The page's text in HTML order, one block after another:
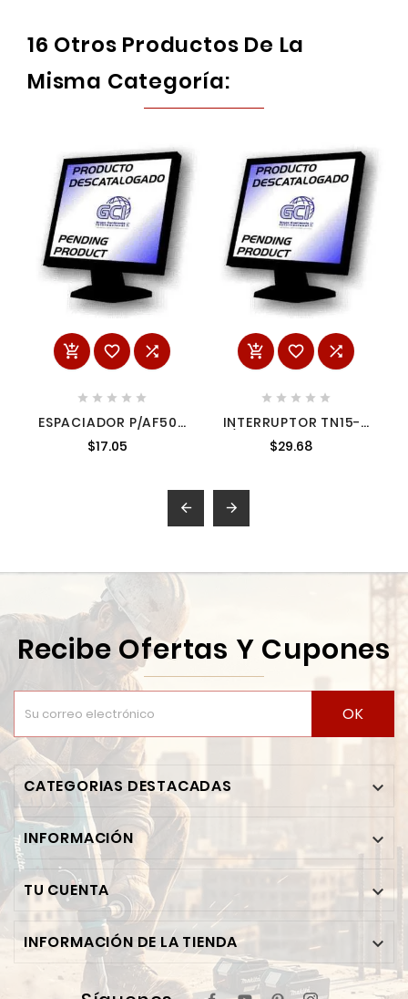
16 Otros Productos De La
Misma Categoría:
  
    
ESPACIADOR P/AF503
N.R. A29014
$17.05
  
    
INTERRUPTOR TN15-2
P/MGA900B 6514346
6514346
$29.68
 
Recibe Ofertas Y Cupones
OK
CATEGORIAS DESTACADAS 
INFORMACIÓN 
TU CUENTA 
INFORMACIÓN DE LA TIENDA 